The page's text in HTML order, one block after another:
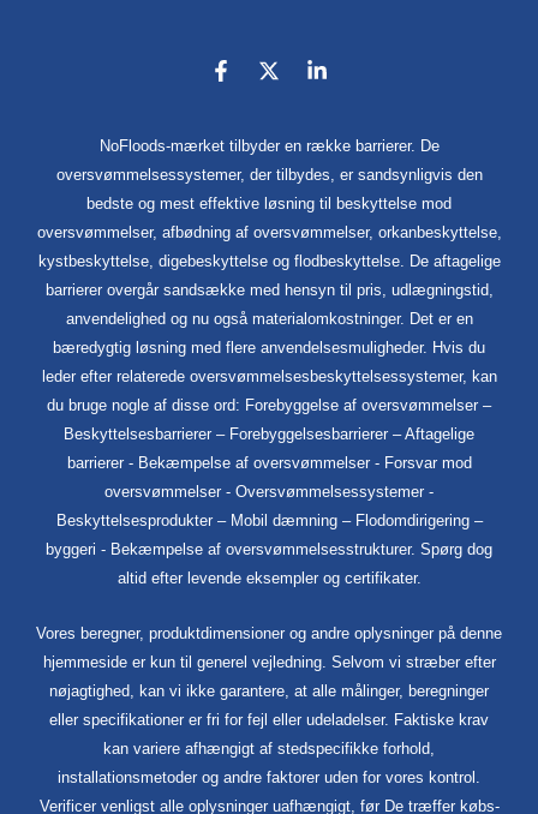
NoFloods-mærket tilbyder en række barrierer. De
oversvømmelsessystemer, der tilbydes, er sandsynligvis den
bedste og mest effektive løsning til beskyttelse mod
oversvømmelser, afbødning af oversvømmelser, orkanbeskyttelse,
kystbeskyttelse, digebeskyttelse og flodbeskyttelse. De aftagelige
barrierer overgår sandsække med hensyn til pris, udlægningstid,
anvendelighed og nu også materialomkostninger. Det er en
bæredygtig løsning med flere anvendelsesmuligheder. Hvis du
leder efter relaterede oversvømmelsesbeskyttelsessystemer, kan
du bruge nogle af disse ord: Forebyggelse af oversvømmelser –
Beskyttelsesbarrierer – Forebyggelsesbarrierer – Aftagelige
barrierer - Bekæmpelse af oversvømmelser - Forsvar mod
oversvømmelser - Oversvømmelsessystemer -
Beskyttelsesprodukter – Mobil dæmning – Flodomdirigering –
byggeri - Bekæmpelse af oversvømmelsesstrukturer. Spørg dog
altid efter levende eksempler og certifikater.
Vores beregner, produktdimensioner og andre oplysninger på denne
hjemmeside er kun til generel vejledning. Selvom vi stræber efter
nøjagtighed, kan vi ikke garantere, at alle målinger, beregninger
eller specifikationer er fri for fejl eller udeladelser. Faktiske krav
kan variere afhængigt af stedspecifikke forhold,
installationsmetoder og andre faktorer uden for vores kontrol.
Verificer venligst alle oplysninger uafhængigt, før De træffer købs-